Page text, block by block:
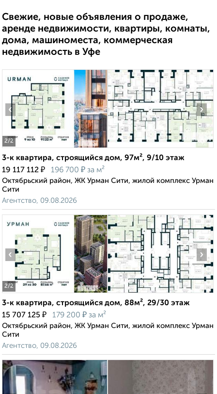
Свежие, новые объявления о продаже,
аренде недвижимости, квартиры, комнаты,
дома, машиноместа, коммерческая
недвижимость в Уфе
2/2
‹ ›
3-к квартира, строящийся дом, 97м², 9/10 этаж
19 117 112 ₽ 196 700 ₽ за м²
Октябрьский район, ЖК Урман Сити, жилой комплекс Урман
Сити
Агентство, 09.08.2026
2/2
‹ ›
3-к квартира, строящийся дом, 88м², 29/30 этаж
15 707 125 ₽ 179 200 ₽ за м²
Октябрьский район, ЖК Урман Сити, жилой комплекс Урман
Сити
Агентство, 09.08.2026